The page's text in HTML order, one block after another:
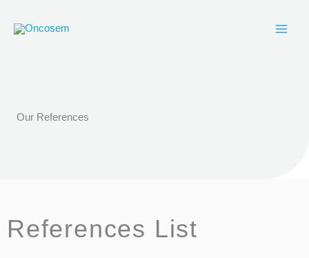
Our References
References List